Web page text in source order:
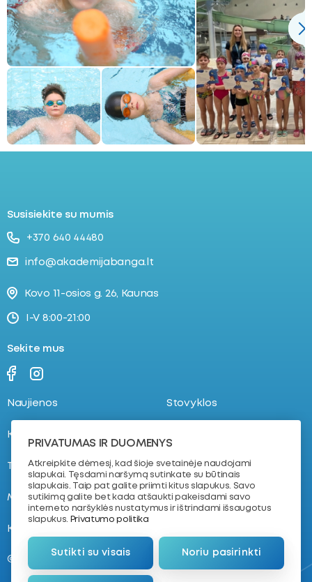
Susisiekite su mumis
+370 640 44480
info@akademijabanga.lt
Kovo 11-osios g. 26, Kaunas
I-V 8:00-21:00
Sekite mus
Naujienos Stovyklos
Kontaktai
Tvarkaraštis Apie mus
Mokymas plaukti D.U.K.
Komanda
@ 2026. VŠĮ „Plaukimo akademija“
PRIVATUMAS IR DUOMENYS
Atkreipkite dėmesį, kad šioje svetainėje naudojami
slapukai. Tęsdami naršymą sutinkate su būtinais
slapukais. Taip pat galite priimti kitus slapukus. Savo
sutikimą galite bet kada atšaukti pakeisdami savo
interneto naršyklės nustatymus ir ištrindami išsaugotus
slapukus.
Privatumo politika
Sutikti su visais Noriu pasirinkti